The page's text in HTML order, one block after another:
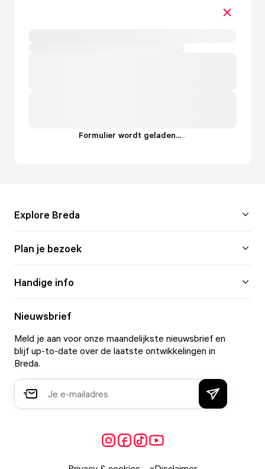
Formulier wordt geladen......
Explore Breda
Plan je bezoek
Handige info
Nieuwsbrief
Meld je aan voor onze maandelijkste nieuwsbrief en
blijf up-to-date over de laatste ontwikkelingen in
Breda.